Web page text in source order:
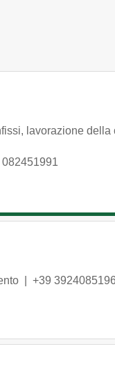
lavorazione della
082451991
+39 3924085196